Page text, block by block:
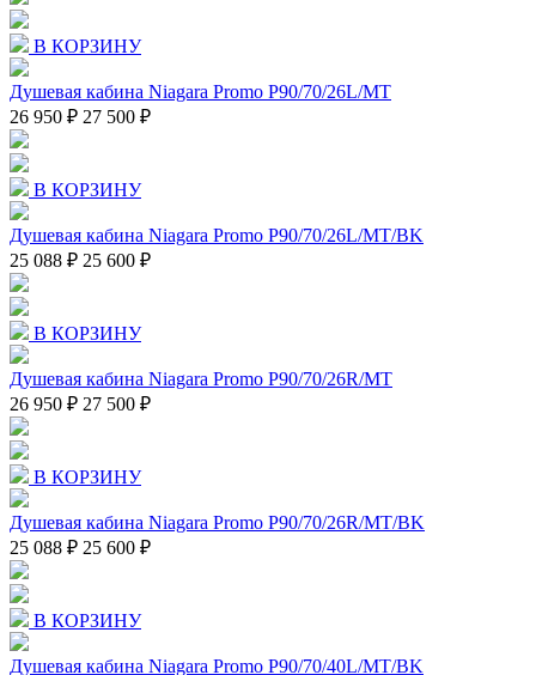
В КОРЗИНУ
Душевая кабина Niagara Promo P90/70/26L/MT
26 950 ₽ 27 500 ₽
В КОРЗИНУ
Душевая кабина Niagara Promo P90/70/26L/MT/BK
25 088 ₽ 25 600 ₽
В КОРЗИНУ
Душевая кабина Niagara Promo P90/70/26R/MT
26 950 ₽ 27 500 ₽
В КОРЗИНУ
Душевая кабина Niagara Promo P90/70/26R/MT/BK
25 088 ₽ 25 600 ₽
В КОРЗИНУ
Душевая кабина Niagara Promo P90/70/40L/MT/BK